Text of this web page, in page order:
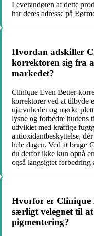
Leverandøren af dette
har deres adresse på
Hvordan adskiller
korrektoren sig fra
markedet?
Clinique Even Better-
korrektorer ved at tilbyde
ujævnheder og mørke
lysne og forbedre hudens
udviklet med kraftige
antioxidantbeskyttelse,
hele dagen. Ved at bruge
du derfor ikke kun opnå
også langsigtet forbedring
Hvorfor er Clinique
særligt velegnet til
pigmentering?